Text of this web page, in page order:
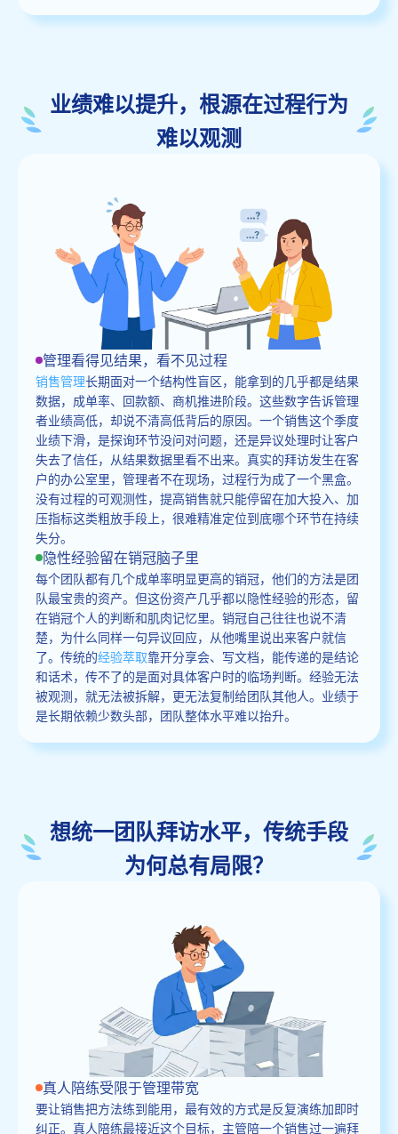
业绩难以提升，根源在过程行为
难以观测
管理看得见结果，看不见过程
销售管理长期面对一个结构性盲区，能拿到的几乎都是结果
数据，成单率、回款额、商机推进阶段。这些数字告诉管理
者业绩高低，却说不清高低背后的原因。一个销售这个季度
业绩下滑，是探询环节没问对问题，还是异议处理时让客户
失去了信任，从结果数据里看不出来。真实的拜访发生在客
户的办公室里，管理者不在现场，过程行为成了一个黑盒。
没有过程的可观测性，提高销售就只能停留在加大投入、加
压指标这类粗放手段上，很难精准定位到底哪个环节在持续
失分。
隐性经验留在销冠脑子里
每个团队都有几个成单率明显更高的销冠，他们的方法是团
队最宝贵的资产。但这份资产几乎都以隐性经验的形态，留
在销冠个人的判断和肌肉记忆里。销冠自己往往也说不清
楚，为什么同样一句异议回应，从他嘴里说出来客户就信
了。传统的经验萃取靠开分享会、写文档，能传递的是结论
和话术，传不了的是面对具体客户时的临场判断。经验无法
被观测，就无法被拆解，更无法复制给团队其他人。业绩于
是长期依赖少数头部，团队整体水平难以抬升。
想统一团队拜访水平，传统手段
为何总有局限？
真人陪练受限于管理带宽
要让销售把方法练到能用，最有效的方式是反复演练加即时
纠正。真人陪练最接近这个目标，主管陪一个销售过一遍拜